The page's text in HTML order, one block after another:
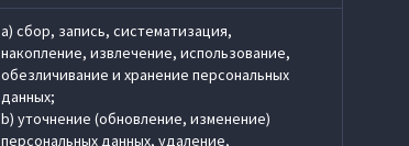
a) сбор, запись, систематизация,
накопление, извлечение, использование,
обезличивание и хранение персональных
данных;
b) уточнение (обновление, изменение)
персональных данных, удаление,